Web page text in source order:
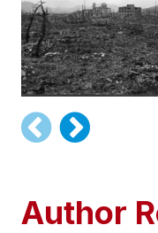
Author